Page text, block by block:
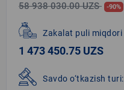
58 938 030.00 UZS -90%
Zakalat puli miqdori
1 473 450.75 UZS
Savdo o‘tkazish turi: